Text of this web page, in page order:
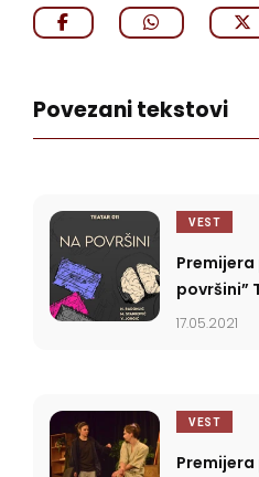
Povezani tekstovi
VEST
Premijera
površini”
17.05.2021
VEST
Premijera